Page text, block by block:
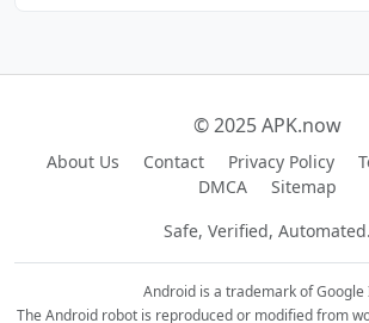
© 2025 APK.now
About Us Contact Privacy Policy
DMCA
Sitemap
Safe, Verified, Automated.
Android is a trademark of Google
The Android robot is reproduced or modified from